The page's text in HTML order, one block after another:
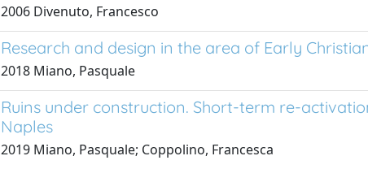
2006 Divenuto, Francesco
Research and design in the area of Early
2018 Miano, Pasquale
Ruins under construction. Short-term re-
Naples
2019 Miano, Pasquale; Coppolino, Francesca